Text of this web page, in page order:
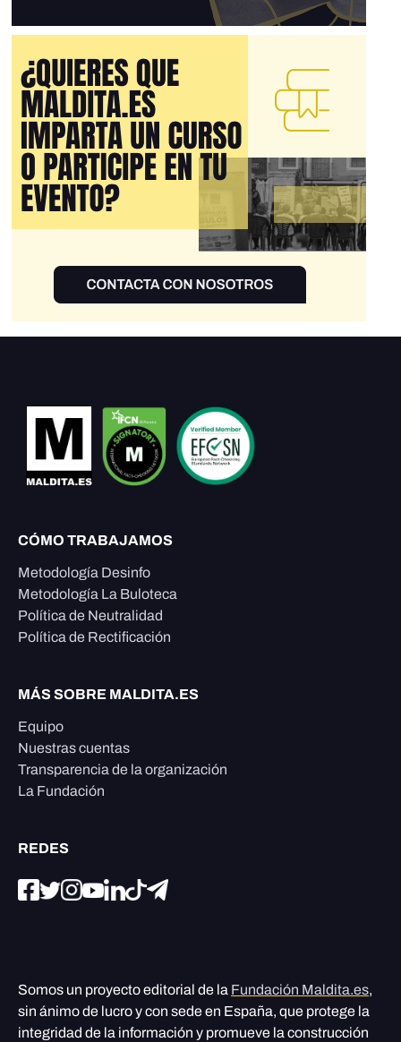
CÓMO TRABAJAMOS
Metodología Desinfo
Metodología La Buloteca
Política de Neutralidad
Política de Rectificación
MÁS SOBRE MALDITA.ES
Equipo
Nuestras cuentas
Transparencia de la organización
La Fundación
REDES
Somos un proyecto editorial de la Fundación Maldita.es,
sin ánimo de lucro y con sede en España, que protege la
integridad de la información y promueve la construcción